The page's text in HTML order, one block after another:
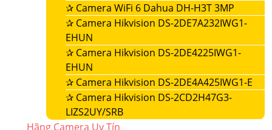
✰ Camera WiFi 6 Dahua DH-H3T 3MP
✰ Camera Hikvision DS-2DE7A232IWG1-
EHUN
✰ Camera Hikvision DS-2DE4225IWG1-
EHUN
✰ Camera Hikvision DS-2DE4A425IWG1-E
✰ Camera Hikvision DS-2CD2H47G3-
LIZS2UY/SRB
Hãng Camera Uy Tín